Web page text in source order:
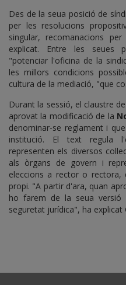
Des de la seua posició de
per les resolucions
singular, recomanacions
explicat. Entre les seues
"potenciar l'oficina de la
les millors condicions
cultura de la mediació, "que
Durant la sessió, el claustre
aprovat la modificació de la
denominar-se reglament i
institució. El text regula
representen els diversos
als òrgans de govern i
eleccions a rector o rectora,
propi. "A partir d'ara, quan
ho farem de la seua versió
seguretat jurídica", ha explicat